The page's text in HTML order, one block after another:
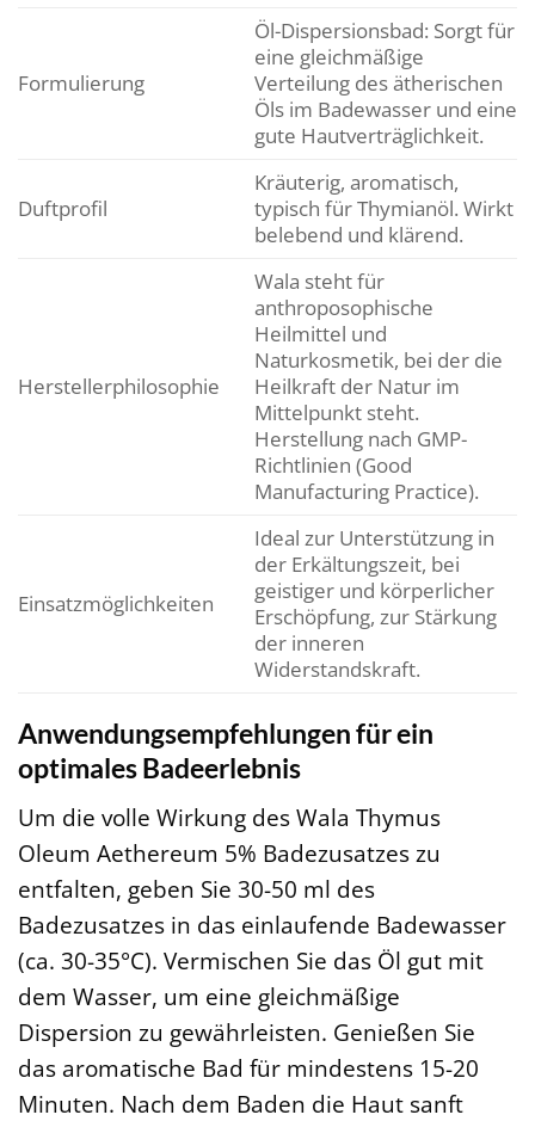
Formulierung
Öl-Dispersionsbad: Sorgt für
eine gleichmäßige
Verteilung des ätherischen
Öls im Badewasser und eine
gute Hautverträglichkeit.
Duftprofil
Kräuterig, aromatisch,
typisch für Thymianöl. Wirkt
belebend und klärend.
Herstellerphilosophie
Wala steht für
anthroposophische
Heilmittel und
Naturkosmetik, bei der die
Heilkraft der Natur im
Mittelpunkt steht.
Herstellung nach GMP-
Richtlinien (Good
Manufacturing Practice).
Einsatzmöglichkeiten
Ideal zur Unterstützung in
der Erkältungszeit, bei
geistiger und körperlicher
Erschöpfung, zur Stärkung
der inneren
Widerstandskraft.
Anwendungsempfehlungen für ein
optimales Badeerlebnis
Um die volle Wirkung des Wala Thymus
Oleum Aethereum 5% Badezusatzes zu
entfalten, geben Sie 30-50 ml des
Badezusatzes in das einlaufende Badewasser
(ca. 30-35°C). Vermischen Sie das Öl gut mit
dem Wasser, um eine gleichmäßige
Dispersion zu gewährleisten. Genießen Sie
das aromatische Bad für mindestens 15-20
Minuten. Nach dem Baden die Haut sanft